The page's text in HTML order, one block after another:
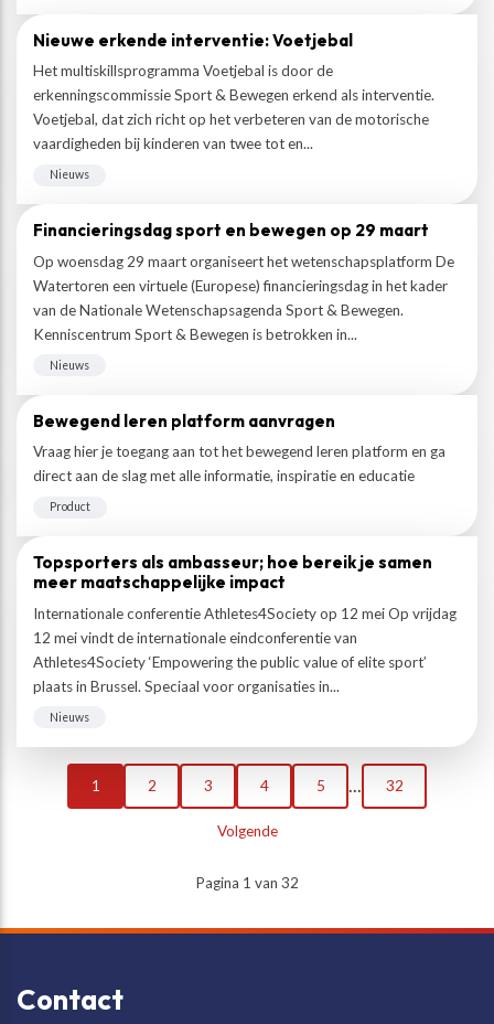
Nieuwe erkende interventie: Voetjebal
Het multiskillsprogramma Voetjebal is door de
erkenningscommissie Sport & Bewegen erkend als interventie.
Voetjebal, dat zich richt op het verbeteren van de motorische
vaardigheden bij kinderen van twee tot en...
Nieuws
Financieringsdag sport en bewegen op 29 maart
Op woensdag 29 maart organiseert het wetenschapsplatform De
Watertoren een virtuele (Europese) financieringsdag in het kader
van de Nationale Wetenschapsagenda Sport & Bewegen.
Kenniscentrum Sport & Bewegen is betrokken in...
Nieuws
Bewegend leren platform aanvragen
Vraag hier je toegang aan tot het bewegend leren platform en ga
direct aan de slag met alle informatie, inspiratie en educatie
Product
Topsporters als ambasseur; hoe bereik je samen
meer maatschappelijke impact
Internationale conferentie Athletes4Society op 12 mei Op vrijdag
12 mei vindt de internationale eindconferentie van
Athletes4Society ‘Empowering the public value of elite sport’
plaats in Brussel. Speciaal voor organisaties in...
Nieuws
1 2 3 4 5 ... 32
Volgende
Pagina 1 van 32
Contact